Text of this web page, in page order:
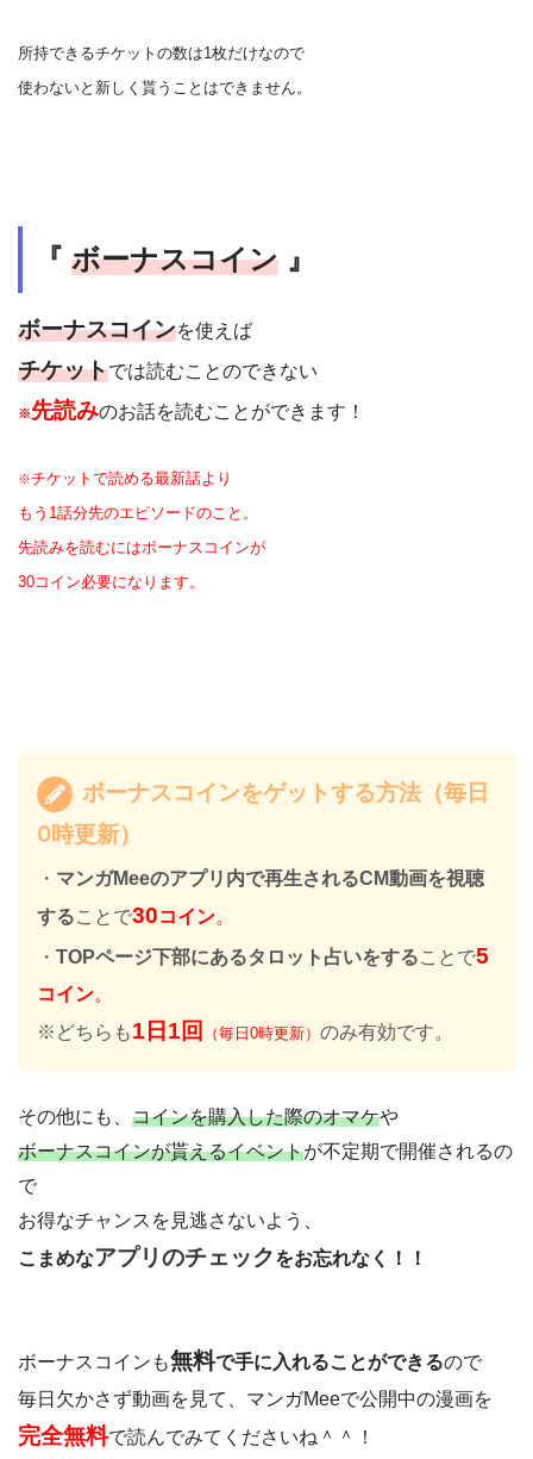
所持できるチケットの数は1枚だけなので
使わないと新しく貰うことはできません。
『 ボーナスコイン 』
ボーナスコインを使えば
チケットでは読むことのできない
※先読みのお話を読むことができます！
※チケットで読める最新話より
もう1話分先のエピソードのこと。
先読みを読むにはボーナスコインが
30コイン必要になります。
ボーナスコインをゲットする方法（毎日
0時更新）
・ マンガMeeのアプリ内で再生されるCM動画を視聴
することで30コイン。
・ TOPページ下部にあるタロット占いをすることで5
コイン。
※どちらも1 日1回 （毎日0時更新） のみ有効です。
その他にも、 コインを購入した際のオマケや
ボーナスコインが貰えるイベントが不定期で開催されるの
で
お得なチャンスを見逃さないよう、
こまめなアプリのチェックをお忘れなく！！
ボーナスコインも無料で手に入れることができるので
毎日欠かさず動画を見て、マンガMeeで公開中の漫画を
完全無料で読んでみてくださいね＾＾！